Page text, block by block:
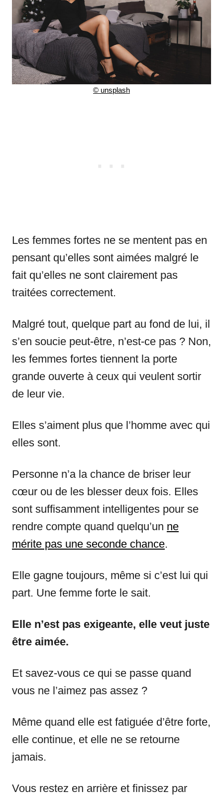
© unsplash
Les femmes fortes ne se mentent pas en
pensant qu’elles sont aimées malgré le
fait qu’elles ne sont clairement pas
traitées correctement.
Malgré tout, quelque part au fond de lui, il
s’en soucie peut-être, n’est-ce pas ? Non,
les femmes fortes tiennent la porte
grande ouverte à ceux qui veulent sortir
de leur vie.
Elles s’aiment plus que l’homme avec qui
elles sont.
Personne n’a la chance de briser leur
cœur ou de les blesser deux fois. Elles
sont suffisamment intelligentes pour se
rendre compte quand quelqu’un ne
mérite pas une seconde chance.
Elle gagne toujours, même si c’est lui qui
part. Une femme forte le sait.
Elle n’est pas exigeante, elle veut juste
être aimée.
Et savez-vous ce qui se passe quand
vous ne l’aimez pas assez ?
Même quand elle est fatiguée d’être forte,
elle continue, et elle ne se retourne
jamais.
Vous restez en arrière et finissez par